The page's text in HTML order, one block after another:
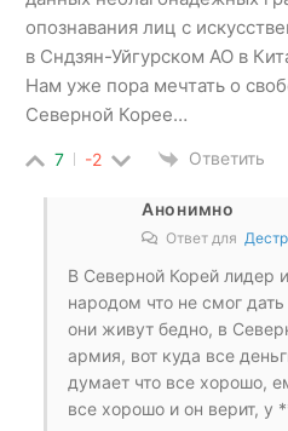
опознавания лиц с
в Сндзян-Уйгурском АО в
Нам уже пора мечтать о
Северной Корее…
7 -2 Ответить
Анонимно
Ответ для Дестр
В Северной Корей лидер
народом что не смог
они живут бедно, в
армия, вот куда все
думает что все хорошо,
все хорошо и он верит, у